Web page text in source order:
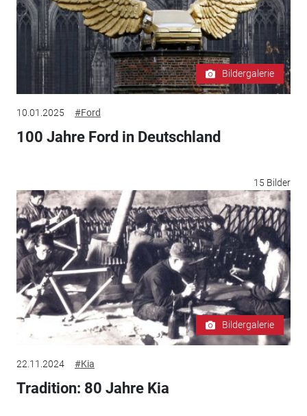
Bildergalerie
10.01.2025 #Ford
100 Jahre Ford in Deutschland
15 Bilder
Bildergalerie
22.11.2024 #Kia
Tradition: 80 Jahre Kia